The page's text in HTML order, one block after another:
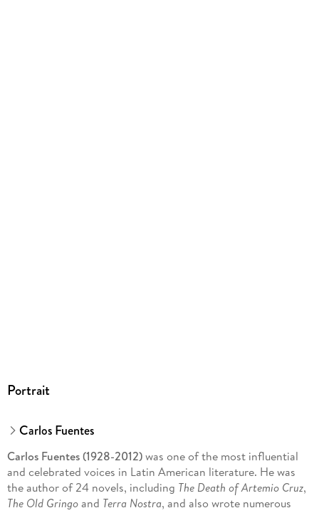
Portrait
Carlos Fuentes
Carlos Fuentes (1928-2012)was one of the most influential
and celebrated voices in Latin American literature. He was
the author of 24 novels, including The Death of Artemio Cruz,
The Old Gringoand Terra Nostra, and also wrote numerous